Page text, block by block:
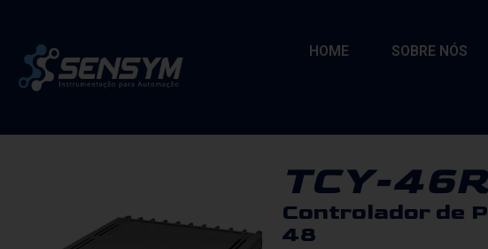
HOME SOBRE NÓS
TCY-46R
Controlador de
48